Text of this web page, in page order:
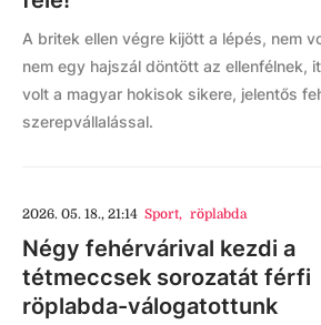
A britek ellen végre kijött a lépés, nem
nem egy hajszál döntött az ellenfélnek,
volt a magyar hokisok sikere, jelentős
szerepvállalással.
2026. 05. 18., 21:14 Sport, röplabda
Négy fehérvárival kezdi a
tétmeccsek sorozatát férfi
röplabda-válogatottunk